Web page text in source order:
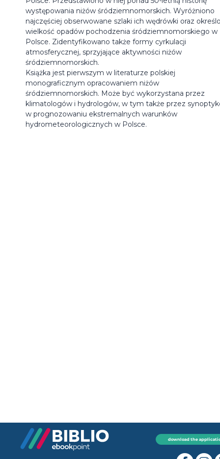
występowania niżów śródziemnomorskich. Wyróżniono
najczęściej obserwowane szlaki ich wędrówki oraz
wielkość opadów pochodzenia śródziemnomorskiego w
Polsce. Zidentyfikowano także formy cyrkulacji
atmosferycznej, sprzyjające aktywności niżów
śródziemnomorskich.
Książka jest pierwszym w literaturze polskiej
monograficznym opracowaniem niżów
śródziemnomorskich. Może być wykorzystana przez
klimatologów i hydrologów, w tym także przez
w prognozowaniu ekstremalnych warunków
hydrometeorologicznych w Polsce.
download the